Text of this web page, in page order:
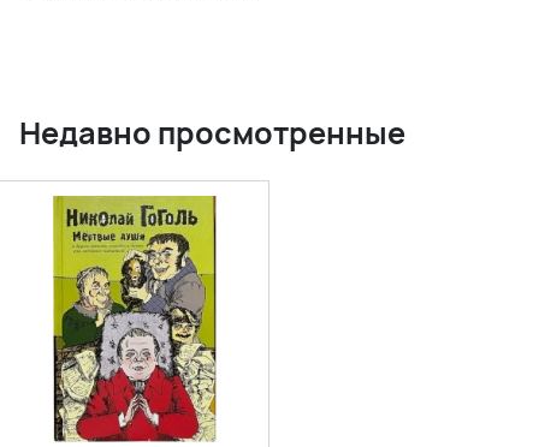
Недавно просмотренные